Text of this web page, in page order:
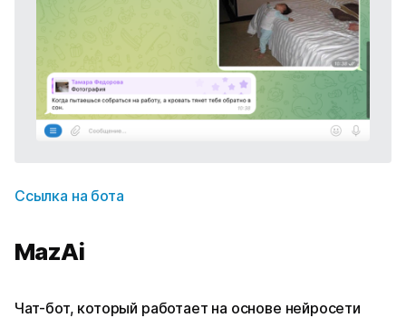
Ссылка на бота
MazAi
Чат-бот, который работает на основе нейросети